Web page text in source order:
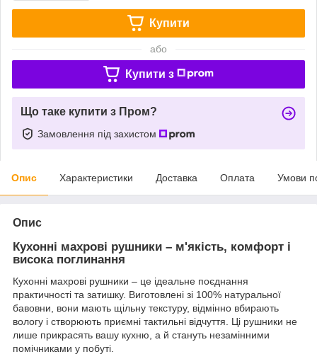
Купити
або
Купити з
Що таке купити з Пром?
Замовлення під захистом
Опис Характеристики Доставка Оплата Умови
Опис
Кухонні махрові рушники – м'якість, комфорт і
висока поглинання
Кухонні махрові рушники – це ідеальне поєднання
практичності та затишку. Виготовлені зі 100% натуральної
бавовни, вони мають щільну текстуру, відмінно вбирають
вологу і створюють приємні тактильні відчуття. Ці рушники не
лише прикрасять вашу кухню, а й стануть незамінними
помічниками у побуті.